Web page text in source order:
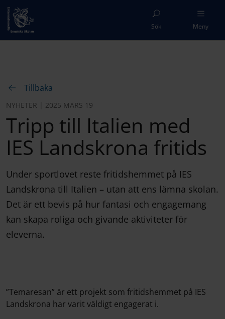
Sök Meny
Tillbaka
NYHETER | 2025 MARS 19
Tripp till Italien med
IES Landskrona fritids
Under sportlovet reste fritidshemmet på IES
Landskrona till Italien – utan att ens lämna skolan.
Det är ett bevis på hur fantasi och engagemang
kan skapa roliga och givande aktiviteter för
eleverna.
”Temaresan” är ett projekt som fritidshemmet på IES
Landskrona har varit väldigt engagerat i.